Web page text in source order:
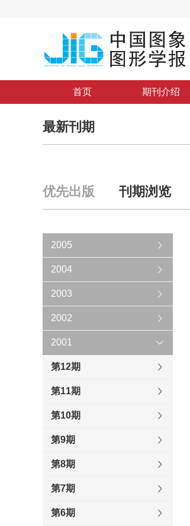
首页 期刊介绍
最新刊期
优先出版 刊期浏览
2005
2004
2003
2002
2001
第12期
第11期
第10期
第9期
第8期
第7期
第6期